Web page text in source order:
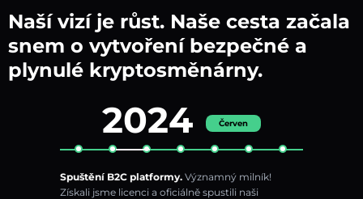
Naší vizí je růst. Naše cesta začala
snem o vytvoření bezpečné a
plynulé kryptosměnárny.
2024 Červen
Spuštění B2C platformy.Významný milník!
Získali jsme licenci a oficiálně spustili naši